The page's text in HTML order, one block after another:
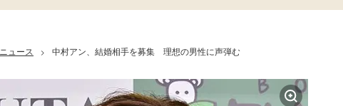
ニュース > 中村アン、結婚相手を募集 理想の男性に声弾む